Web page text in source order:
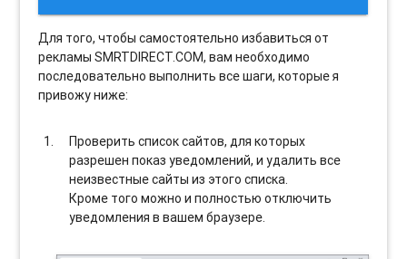
Для того, чтобы самостоятельно избавиться от
рекламы SMRTDIRECT.COM, вам необходимо
последовательно выполнить все шаги, которые я
привожу ниже:
Проверить список сайтов, для которых
разрешен показ уведомлений, и удалить все
неизвестные сайты из этого списка.
Кроме того можно и полностью отключить
уведомления в вашем браузере.